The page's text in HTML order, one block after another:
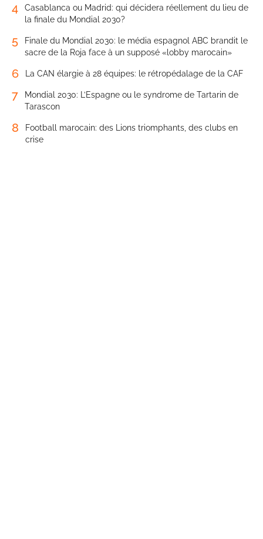
4
Casablanca ou Madrid: qui décidera réellement du lieu de
la finale du Mondial 2030?
5
Finale du Mondial 2030: le média espagnol ABC brandit le
sacre de la Roja face à un supposé «lobby marocain»
6 La CAN élargie à 28 équipes: le rétropédalage de la CAF
7
Mondial 2030: L’Espagne ou le syndrome de Tartarin de
Tarascon
8
Football marocain: des Lions triomphants, des clubs en
crise